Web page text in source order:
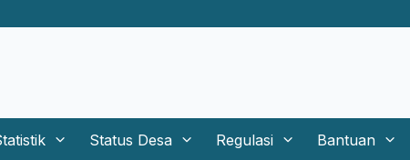
Status Desa Regulasi Bantuan